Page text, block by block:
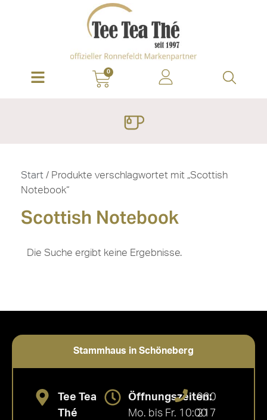
0
Start / Produkte verschlagwortet mit „Scottish
Notebook“
Scottish Notebook
Die Suche ergibt keine Ergebnisse.
Stammhaus in Schöneberg
Tee Tea
Thé
Öffnungszeiten:
Mo. bis Fr. 10:00
030
217